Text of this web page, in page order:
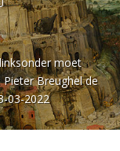
moet
Breughel de
03-2022